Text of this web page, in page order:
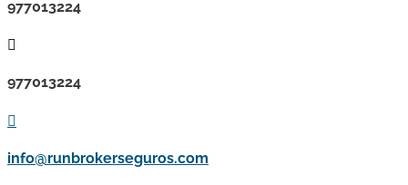
977013224

977013224

info@runbrokerseguros.com